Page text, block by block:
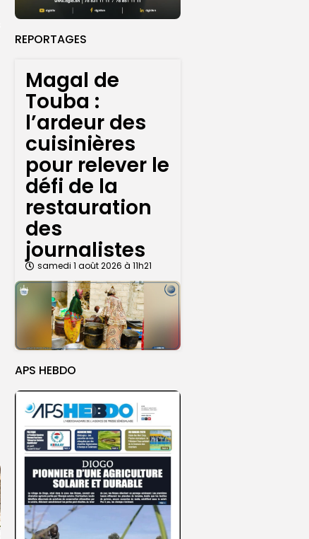
REPORTAGES
Magal de
Touba :
l’ardeur des
cuisinières
pour relever le
défi de la
restauration
des
journalistes
samedi 1 août 2026 à 11h21
APS HEBDO